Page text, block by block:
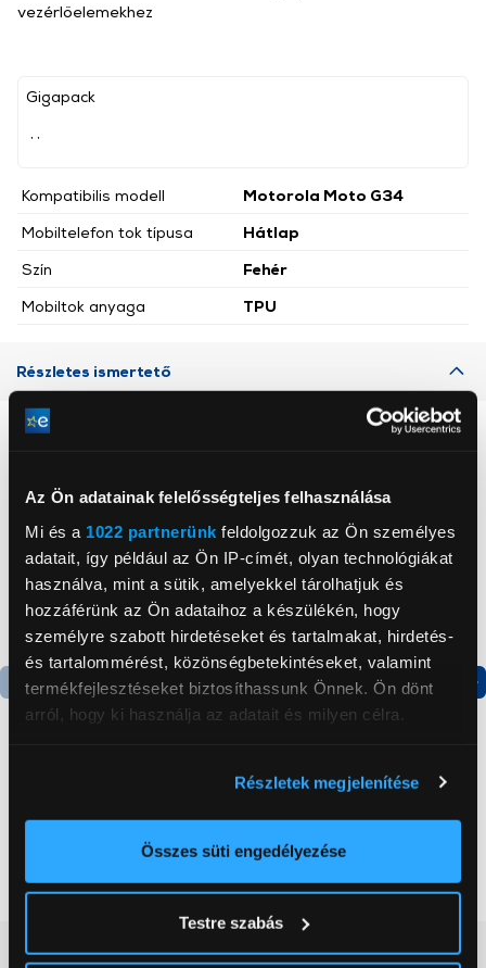
Az Ön adatainak felelősségteljes felhasználása
Mi és a 1022 partnerünk feldolgozzuk az Ön személyes
adatait, így például az Ön IP-címét, olyan technológiákat
használva, mint a sütik, amelyekkel tárolhatjuk és
hozzáférünk az Ön adataihoz a készülékén, hogy
személyre szabott hirdetéseket és tartalmakat, hirdetés-
és tartalommérést, közönségbetekintéseket, valamint
termékfejlesztéseket biztosíthassunk Önnek. Ön dönt
arról, hogy ki használja az adatait és milyen célra.
elhelyezkedéséről pár méteres pontossággal
Az Ön készülékén beazonosítása annak konkrét
módjairól és adja meg preferenciáit aRészletek
pontban. Bármikor módosíthatja vagy visszavonhatja a
Részletek megjelenítése
Összes süti engedélyezése
Testre szabás
Gigapack
Kompatibilis modell
Motorola Moto G34
Mobiltelefon tok típusa
Hátlap
Szín
Fehér
Mobiltok anyaga
TPU
vezérlőelemekhez
Részletes ismertető
Termék adatlap Termék adatlap
Gorenje N619EAXL4
179 999 Ft
Vásárlói vélemények(0)